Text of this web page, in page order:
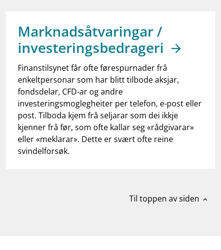
dashboardInformasjon for investorer
notifications_noneAbonner på nyhetsvarsel
Marknadsåtvaringar /
investeringsbedrageri
Finanstilsynet får ofte førespurnader frå
enkeltpersonar som har blitt tilbode aksjar,
fondsdelar, CFD-ar og andre
investeringsmoglegheiter per telefon, e-post eller
post. Tilboda kjem frå seljarar som dei ikkje
kjenner frå før, som ofte kallar seg «rådgivarar»
eller «meklarar». Dette er svært ofte reine
svindelforsøk.
Til toppen av siden expand_less